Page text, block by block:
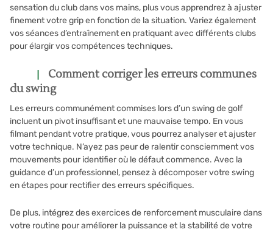
sensation du club dans vos mains, plus vous apprendrez à ajuster
finement votre grip en fonction de la situation. Variez également
vos séances d’entraînement en pratiquant avec différents clubs
pour élargir vos compétences techniques.
Comment corriger les erreurs communes
du swing
Les erreurs communément commises lors d’un swing de golf
incluent un pivot insuffisant et une mauvaise tempo. En vous
filmant pendant votre pratique, vous pourrez analyser et ajuster
votre technique. N’ayez pas peur de ralentir consciemment vos
mouvements pour identifier où le défaut commence. Avec la
guidance d’un professionnel, pensez à décomposer votre swing
en étapes pour rectifier des erreurs spécifiques.
De plus, intégrez des exercices de renforcement musculaire dans
votre routine pour améliorer la puissance et la stabilité de votre